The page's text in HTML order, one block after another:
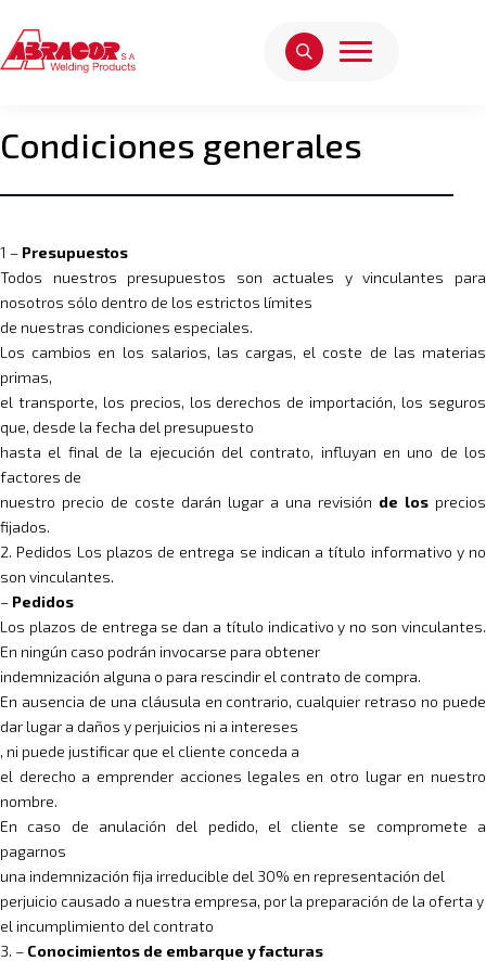
Condiciones generales
1 – Presupuestos
Todos nuestros presupuestos son actuales y vinculantes para
nosotros sólo dentro de los estrictos límites
de nuestras condiciones especiales.
Los cambios en los salarios, las cargas, el coste de las materias
primas,
el transporte, los precios, los derechos de importación, los seguros
que, desde la fecha del presupuesto
hasta el final de la ejecución del contrato, influyan en uno de los
factores de
nuestro precio de coste darán lugar a una revisión de los precios
fijados.
2. Pedidos Los plazos de entrega se indican a título informativo y no
son vinculantes.
– Pedidos
Los plazos de entrega se dan a título indicativo y no son vinculantes.
En ningún caso podrán invocarse para obtener
indemnización alguna o para rescindir el contrato de compra.
En ausencia de una cláusula en contrario, cualquier retraso no puede
dar lugar a daños y perjuicios ni a intereses
, ni puede justificar que el cliente conceda a
el derecho a emprender acciones legales en otro lugar en nuestro
nombre.
En caso de anulación del pedido, el cliente se compromete a
pagarnos
una indemnización fija irreducible del 30% en representación del
perjuicio causado a nuestra empresa, por la preparación de la oferta y
el incumplimiento del contrato
3. – Conocimientos de embarque y facturas